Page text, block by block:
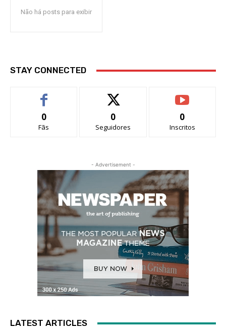
Não há posts para exibir
STAY CONNECTED
0
Fãs
0
Seguidores
0
Inscritos
- Advertisement -
LATEST ARTICLES